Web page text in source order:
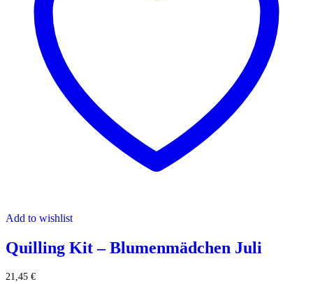
Add to wishlist
Quilling Kit – Blumenmädchen Juli
21,45 €